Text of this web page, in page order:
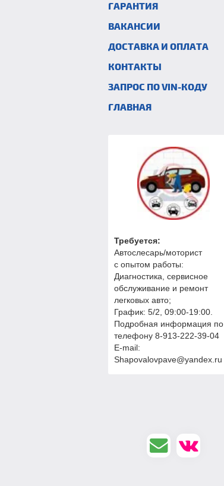
ГАРАНТИЯ
ВАКАНСИИ
ДОСТАВКА И ОПЛАТА
КОНТАКТЫ
ЗАПРОС ПО VIN-КОДУ
ГЛАВНАЯ
Требуется:
Автослесарь/моторист
с опытом работы:
Диагностика, сервисное
обслуживание и ремонт
легковых авто;
График: 5/2, 09:00-19:00.
Подробная информация по
телефону 8-913-222-39-04
E-mail:
Shapovalovpave@yandex.ru